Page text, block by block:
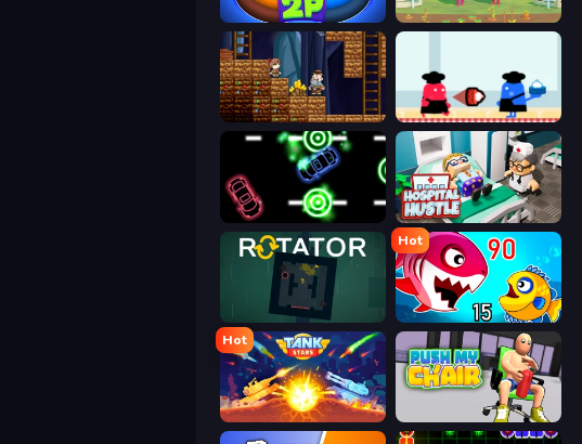
Ragdoll Arena 2 Player Root Vegetables & Co
Miners' Adventure Clash of Cakes
Glowit - Two Players Hospital Hustle
Rotator
Hot
Fish Eat Getting Big
Hot
Tank Stars Push My Chair